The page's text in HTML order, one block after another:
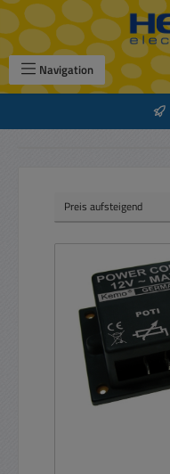
Zum Hauptinhalt springen
Navigation